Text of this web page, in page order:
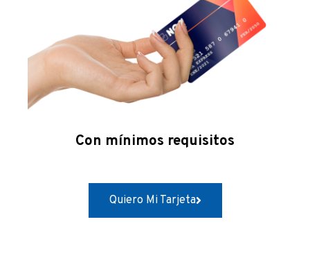
Con mínimos requisitos
Quiero Mi Tarjeta